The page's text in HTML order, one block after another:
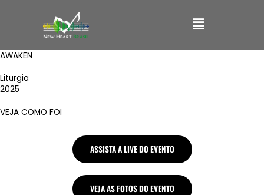
conteúdo
Main
Menu
AWAKEN
Liturgia
2025
VEJA COMO FOI
ASSISTA A LIVE DO EVENTO
VEJA AS FOTOS DO EVENTO